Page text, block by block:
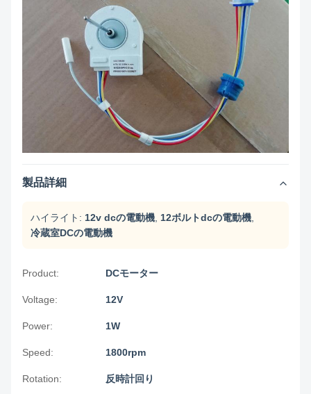
製品詳細
ハイライト: 12v dcの電動機, 12ボルトdcの電動機,
冷蔵室DCの電動機
Product: DCモーター
Voltage: 12V
Power: 1W
Speed: 1800rpm
Rotation: 反時計回り